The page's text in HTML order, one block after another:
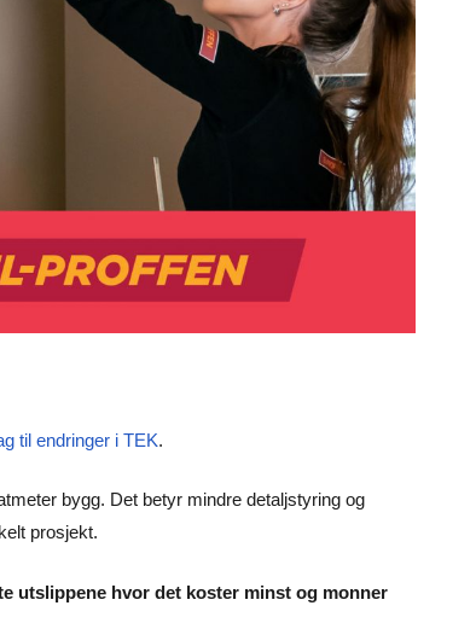
til endringer i TEK.
bygg. Det betyr mindre detaljstyring og
prosjekt.
utslippene hvor det koster minst og monner